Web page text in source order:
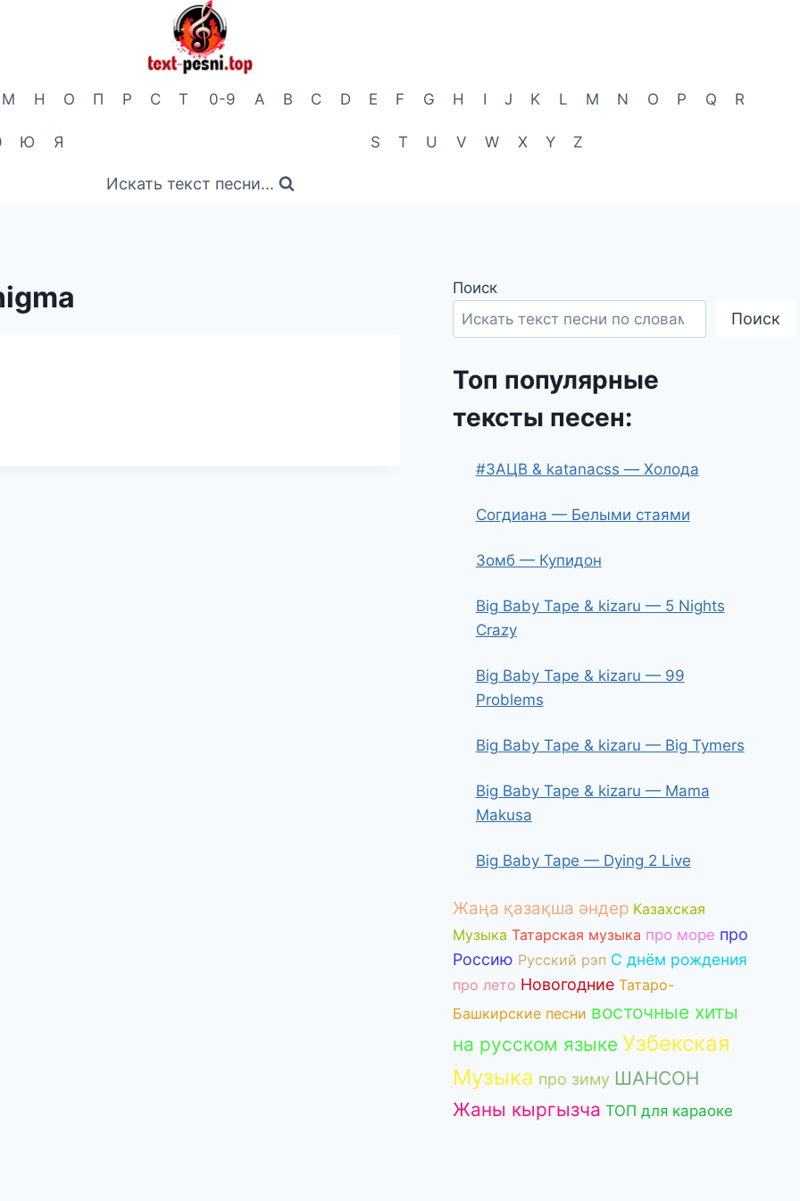
М Н О П Р С Т
Ю Я
0-9 A B C D E F G H I J K L M N O P Q R
S T U V W X Y Z
Искать текст песни...
Поиск
Поиск
Топ популярные
тексты песен:
#ЗАЦВ & katanacss — Холода
Согдиана — Белыми стаями
Зомб — Купидон
Big Baby Tape & kizaru — 5 Nights
Crazy
Big Baby Tape & kizaru — 99
Problems
Big Baby Tape & kizaru — Big Tymers
Big Baby Tape & kizaru — Mama
Makusa
Big Baby Tape — Dying 2 Live
Жаңа қазақша әндер Казахская
Музыка Татарская музыка про море про
Россию Русский рэп С днём рождения
про лето Новогодние Татаро-
Башкирские песни восточные хиты
на русском языке Узбекская
Музыка про зиму ШАНСОН
Жаны кыргызча ТОП для караоке